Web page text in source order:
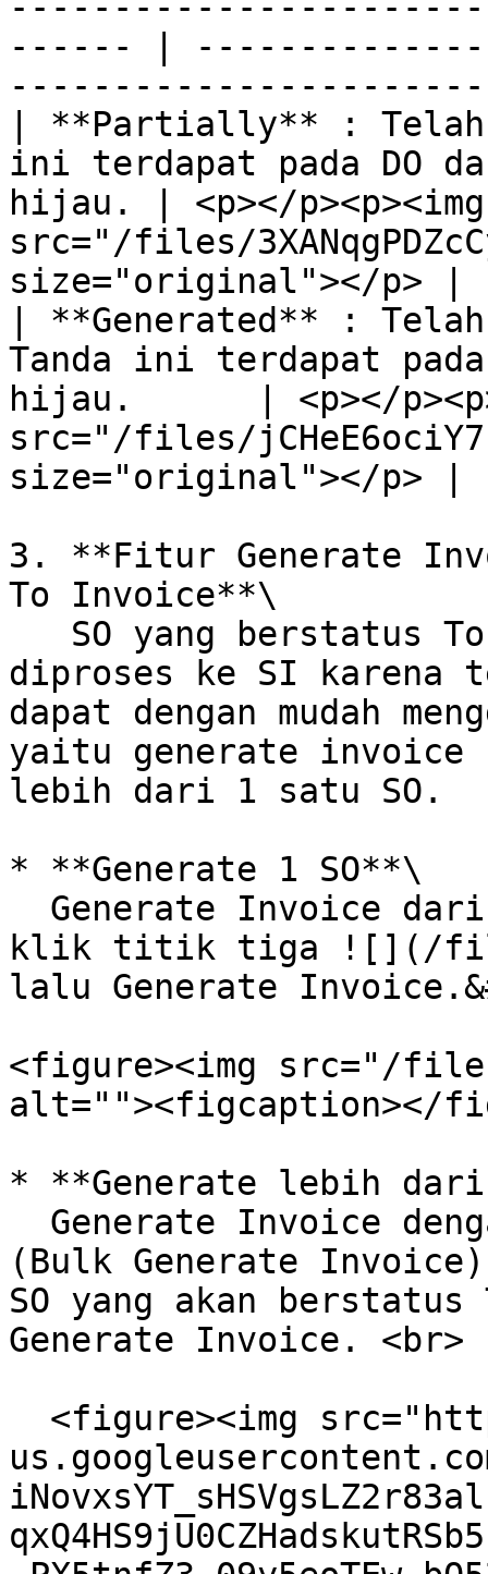
------ |
| **Partially** : Telah
ini terdapat pada DO
hijau. | <p></p><p><img
src="/files/
size="original"></p> |
| **Generated** :
Tanda ini terdapat pada
hijau.      | <p></
src="/files/
size="original"></p> |
3. **Fitur Generate
To Invoice**\
diproses ke SI karena
dapat dengan mudah
yaitu generate invoice
lebih dari 1 satu SO.
* **Generate 1 SO**\
klik titik tiga ![](/files/
lalu Generate
<figure><img src="/files/
alt=""><figcaption></
* **Generate lebih
(Bulk Generate
SO yang akan
Generate Invoice. <br>